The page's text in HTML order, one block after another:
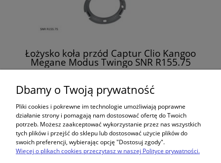
Łożysko koła przód Captur Clio Kangoo
Megane Modus Twingo SNR R155.75
do koszyka
Zakupy
Dbamy o Twoją prywatność
Pliki cookies i pokrewne im technologie umożliwiają poprawne
działanie strony i pomagają nam dostosować ofertę do Twoich
potrzeb. Możesz zaakceptować wykorzystanie przez nas wszystkich
tych plików i przejść do sklepu lub dostosować użycie plików do
swoich preferencji, wybierając opcję "Dostosuj zgody".
Więcej o plikach cookies przeczytasz w naszej Polityce prywatności.